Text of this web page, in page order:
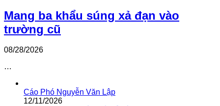
Mang ba khẩu súng xả đạn vào
trường cũ
08/28/2026
…
Cáo Phó Nguyễn Văn Lập
12/11/2026